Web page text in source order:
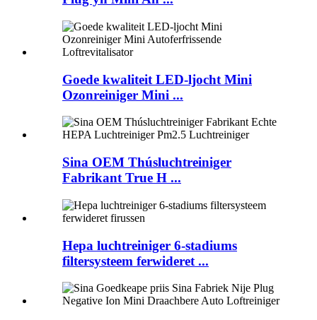
Goede kwaliteit LED-ljocht Mini
Ozonreiniger Mini ...
Sina OEM Thúsluchtreiniger
Fabrikant True H ...
Hepa luchtreiniger 6-stadiums
filtersysteem ferwideret ...